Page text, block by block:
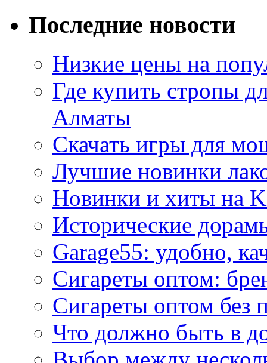
Последние новости
Низкие цены на
Где купить стропы
Алматы
Скачать игры для
Лучшие новинки
Новинки и хиты на
Исторические
Garage55: удобно,
Сигареты оптом:
Сигареты оптом без
Что должно быть в